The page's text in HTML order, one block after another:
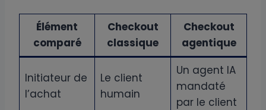
Élément
comparé
Checkout
classique
Checkout
agentique
Initiateur de
l’achat
Le client
humain
Un agent IA
mandaté
par le client